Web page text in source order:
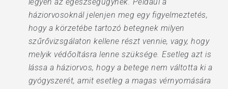
háziorvosoknál jelenjen meg egy figyelmeztetés,
hogy a körzetébe tartozó betegnek milyen
szűrővizsgálaton kellene részt vennie, vagy, hogy
melyik védőoltásra lenne szüksége. Esetleg azt is
lássa a háziorvos, hogy a betege nem váltotta ki a
gyógyszerét, amit esetleg a magas vérnyomására